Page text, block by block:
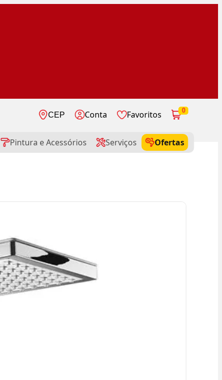
CEP Conta Favoritos 0
Pintura e Acessórios Serviços
Ofertas